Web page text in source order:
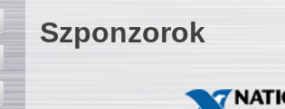
Szponzorok